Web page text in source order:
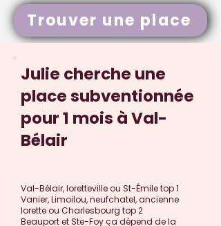
Trouver une place
Julie cherche une
place subventionnée
pour 1 mois à Val-
Bélair
Val-Bélair, loretteville ou St-Émile top 1
Vanier, Limoilou, neufchatel, ancienne
lorette ou Charlesbourg top 2
Beauport et Ste-Foy ça dépend de la